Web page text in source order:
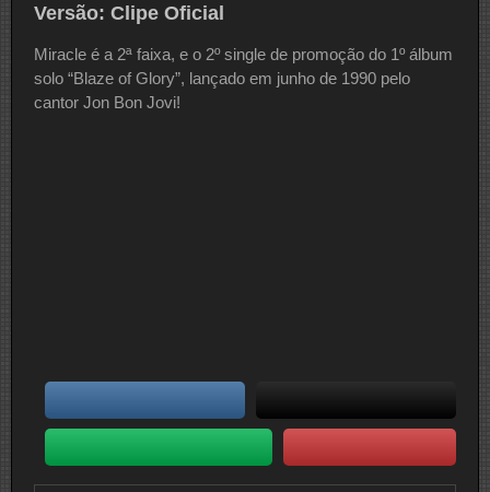
Versão: Clipe Oficial
Miracle é a 2ª faixa, e o 2º single de promoção do 1º álbum
solo “Blaze of Glory”, lançado em junho de 1990 pelo
cantor Jon Bon Jovi!